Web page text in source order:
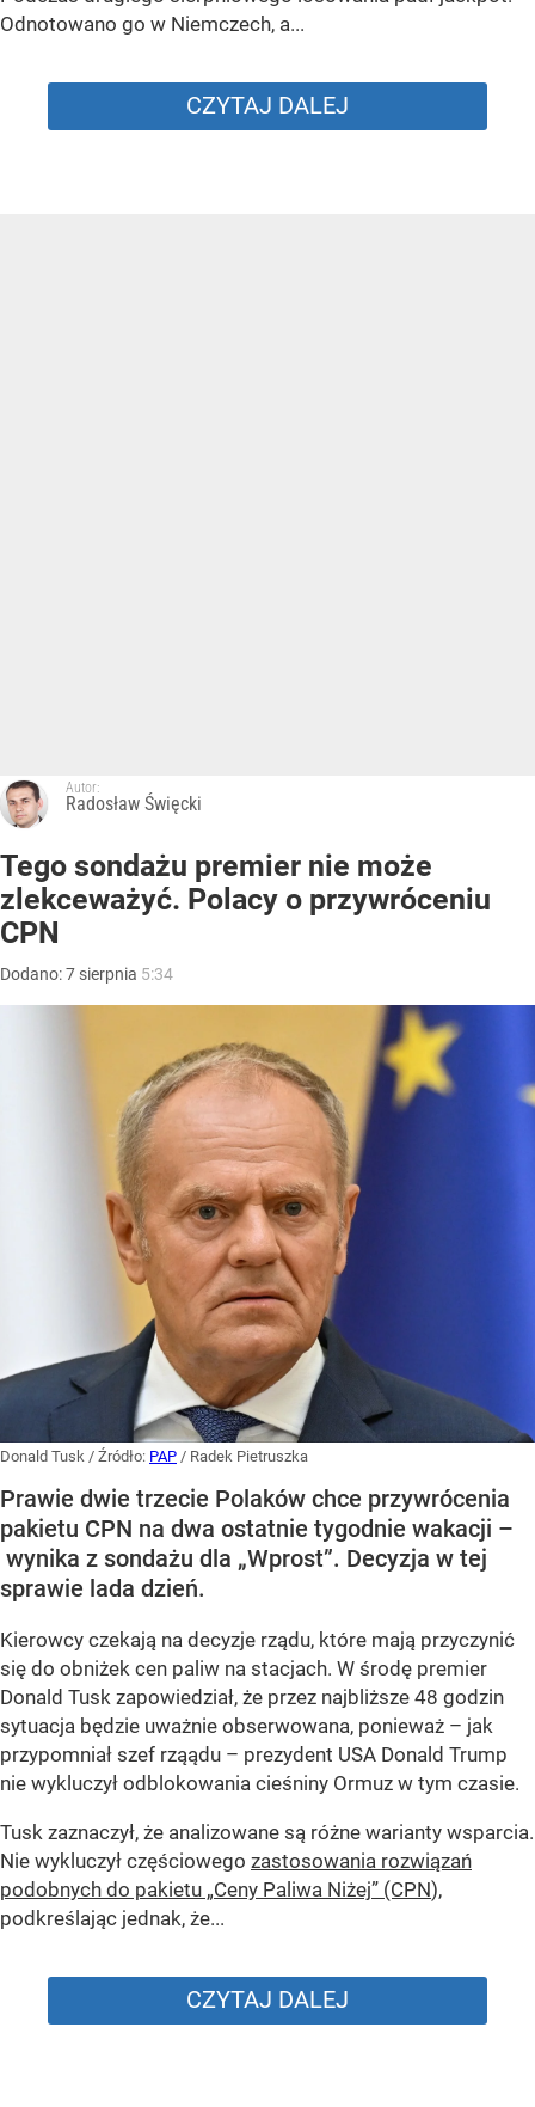
Odnotowano go w Niemczech, a...
CZYTAJ DALEJ
Autor:
Radosław Święcki
Tego sondażu premier nie może
zlekceważyć. Polacy o przywróceniu
CPN
Dodano:7 sierpnia 5:34
Donald Tusk / Źródło: PAP / Radek Pietruszka
Prawie dwie trzecie Polaków chce przywrócenia
pakietu CPN na dwa ostatnie tygodnie wakacji –
wynika z sondażu dla „Wprost”. Decyzja w tej
sprawie lada dzień.
Kierowcy czekają na decyzje rządu, które mają przyczynić
się do obniżek cen paliw na stacjach. W środę premier
Donald Tusk zapowiedział, że przez najbliższe 48 godzin
sytuacja będzie uważnie obserwowana, ponieważ – jak
przypomniał szef rząądu – prezydent USA Donald Trump
nie wykluczył odblokowania cieśniny Ormuz w tym czasie.
Tusk zaznaczył, że analizowane są różne warianty wsparcia.
Nie wykluczył częściowego zastosowania rozwiązań
podobnych do pakietu „Ceny Paliwa Niżej” (CPN),
podkreślając jednak, że...
CZYTAJ DALEJ